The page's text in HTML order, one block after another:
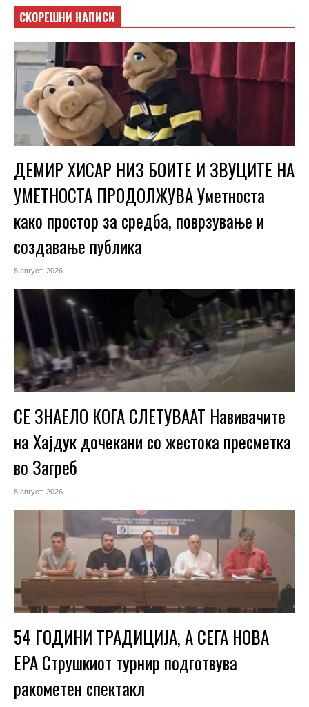
СКОРЕШНИ НАПИСИ
ДЕМИР ХИСАР НИЗ БОИТЕ И ЗВУЦИТЕ НА
УМЕТНОСТА ПРОДОЛЖУВА Уметноста
како простор за средба, поврзување и
создавање публика
8 август, 2026
СЕ ЗНАЕЛО КОГА СЛЕТУВААТ Навивачите
на Хајдук дочекани со жестока пресметка
во Загреб
8 август, 2026
54 ГОДИНИ ТРАДИЦИЈА, А СЕГА НОВА
ЕРА Струшкиот турнир подготвува
ракометен спектакл